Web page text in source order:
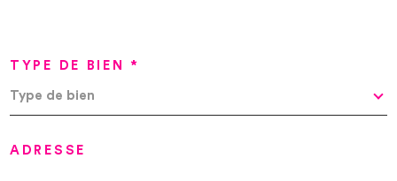
TYPE DE BIEN *
Type de bien
ADRESSE